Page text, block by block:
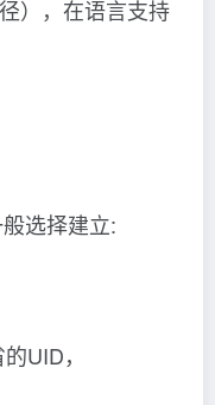
），在语言支持
选择建立:
UID，